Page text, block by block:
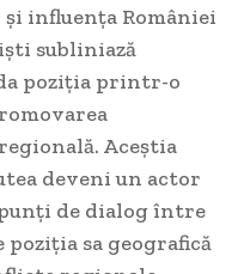
influența României
subliniază
poziția printr-o
Aceștia
deveni un actor
de dialog între
poziția sa geografică